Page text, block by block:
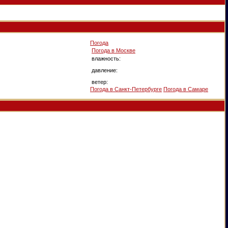
Погода
Погода в Москве
влажность:
давление:
ветер:
Погода в Санкт-Петербурге Погода в Самаре